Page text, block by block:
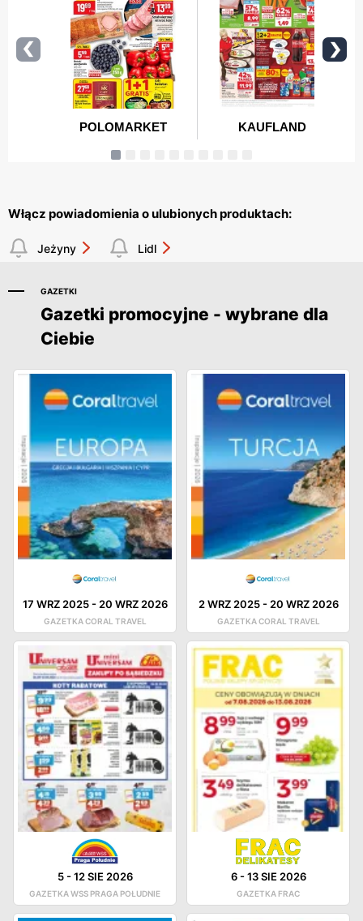
Włącz powiadomienia o ulubionych produktach:
Jeżyny Lidl
GAZETKI
Gazetki promocyjne - wybrane dla
Ciebie
17 WRZ 2025-20 WRZ 2026
GAZETKA CORAL TRAVEL
2 WRZ 2025-20 WRZ 2026
GAZETKA CORAL TRAVEL
5-12 SIE 2026
GAZETKA WSS PRAGA POŁUDNIE
6-13 SIE 2026
GAZETKA FRAC